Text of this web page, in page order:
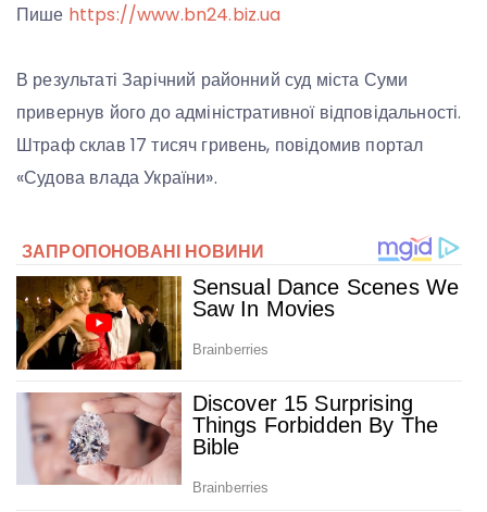
Пише https://www.bn24.biz.ua
В результаті Зарічний районний суд міста Суми
привернув його до адміністративної відповідальності.
Штраф склав 17 тисяч гривень, повідомив портал
«Судова влада України».